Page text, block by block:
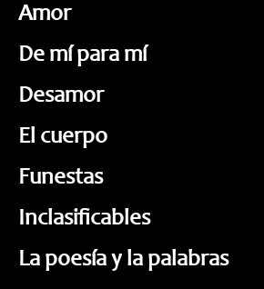
Amor
De mí para mí
Desamor
El cuerpo
Funestas
Inclasificables
La poesía y la palabras